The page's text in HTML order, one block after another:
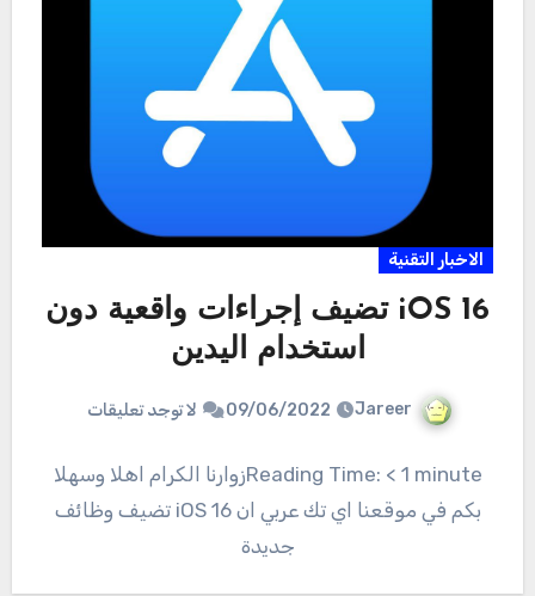
الاخبار التقنية
iOS 16 تضيف إجراءات واقعية دون
استخدام اليدين
Jareer
09/06/2022 لا توجد تعليقات
Reading Time: < 1 minuteزوارنا الكرام اهلا وسهلا
بكم في موقعنا اي تك عربي ان iOS 16 تضيف وظائف
جديدة